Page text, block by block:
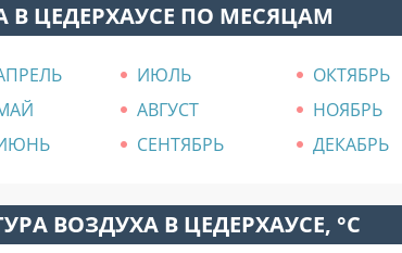
В ЦЕДЕРХАУСЕ ПО МЕСЯЦАМ
ИЮЛЬ
ОКТЯБРЬ
АВГУСТ
НОЯБРЬ
СЕНТЯБРЬ ДЕКАБРЬ
ВОЗДУХА В ЦЕДЕРХАУСЕ, °C